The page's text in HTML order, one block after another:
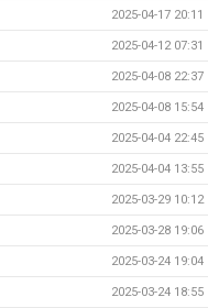
2025-04-17 20:11
2025-04-12 07:31
2025-04-08 22:37
2025-04-08 15:54
2025-04-04 22:45
2025-04-04 13:55
2025-03-29 10:12
2025-03-28 19:06
2025-03-24 19:04
2025-03-24 18:55